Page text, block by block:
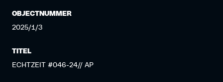
OBJECTNUMMER
2025/1/3
TITEL
ECHTZEIT #046-24// AP